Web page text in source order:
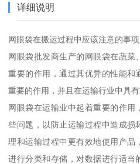
详细说明
网眼袋在搬运过程中应该注意的事项
网眼袋批发商生产的网眼袋在蔬菜
重要的作用，通过其优异的性能和
重要的作用，并且在运输行业中具有
网眼袋在运输业中起着重要的作用
些问题，以防止运输过程中造成损
理和运输过程中更有效地使用产品
进行分类和存储，对数据进行适当